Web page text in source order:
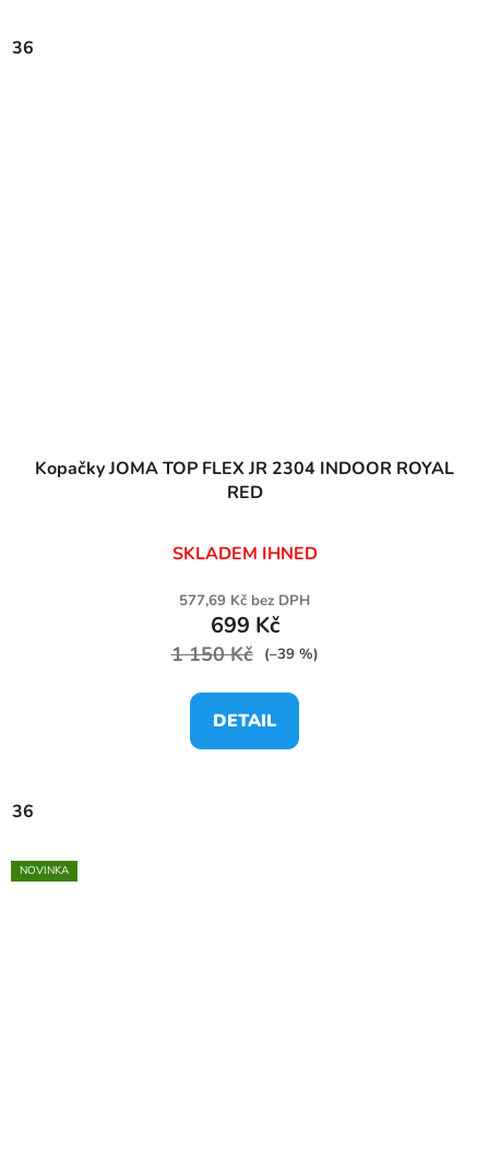
36
Kopačky JOMA TOP FLEX JR 2304 INDOOR ROYAL
RED
SKLADEM IHNED
577,69 Kč bez DPH
699 Kč
1 150 Kč (–39 %)
DETAIL
36
NOVINKA